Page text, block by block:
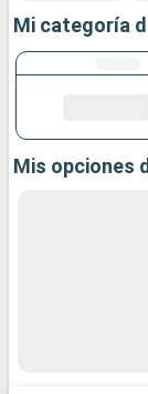
Mi categoría
Mis opciones